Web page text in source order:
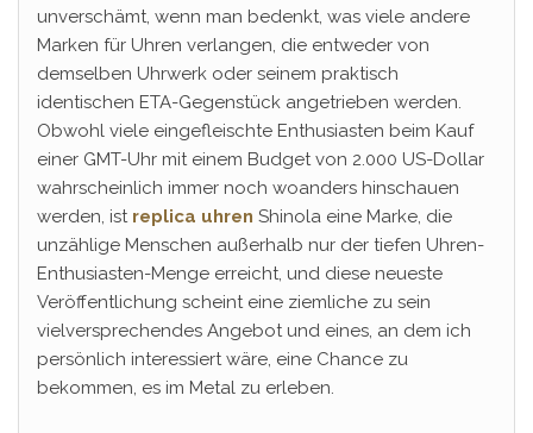
unverschämt, wenn man bedenkt, was viele andere
Marken für Uhren verlangen, die entweder von
demselben Uhrwerk oder seinem praktisch
identischen ETA-Gegenstück angetrieben werden.
Obwohl viele eingefleischte Enthusiasten beim Kauf
einer GMT-Uhr mit einem Budget von 2.000 US-Dollar
wahrscheinlich immer noch woanders hinschauen
werden, ist replica uhren Shinola eine Marke, die
unzählige Menschen außerhalb nur der tiefen Uhren-
Enthusiasten-Menge erreicht, und diese neueste
Veröffentlichung scheint eine ziemliche zu sein
vielversprechendes Angebot und eines, an dem ich
persönlich interessiert wäre, eine Chance zu
bekommen, es im Metal zu erleben.